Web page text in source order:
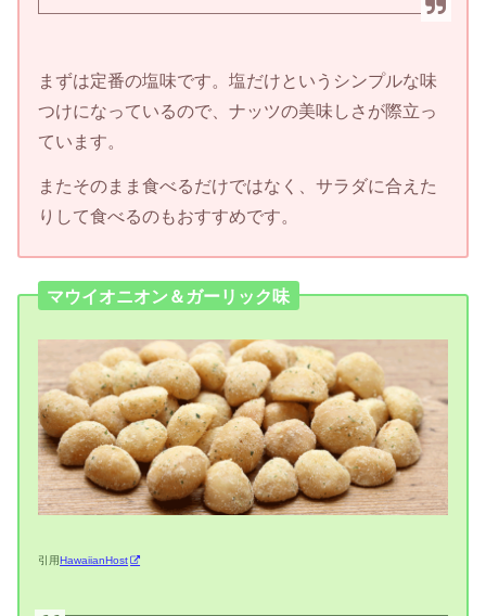
まずは定番の塩味です。塩だけというシンプルな味
つけになっているので、ナッツの美味しさが際立っ
ています。
またそのまま食べるだけではなく、サラダに合えた
りして食べるのもおすすめです。
マウイオニオン＆ガーリック味
引用HawaiianHost